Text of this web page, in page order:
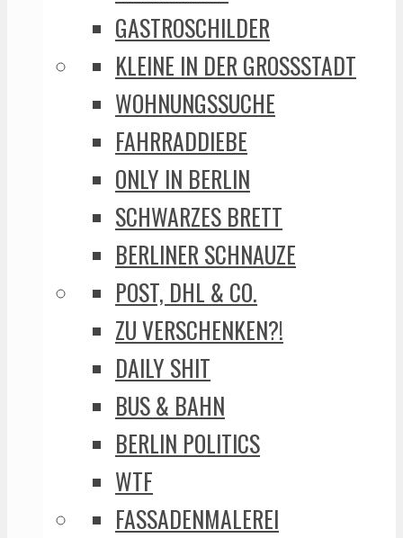
GASTROSCHILDER
KLEINE IN DER GROSSSTADT
WOHNUNGSSUCHE
FAHRRADDIEBE
ONLY IN BERLIN
SCHWARZES BRETT
BERLINER SCHNAUZE
POST, DHL & CO.
ZU VERSCHENKEN?!
DAILY SHIT
BUS & BAHN
BERLIN POLITICS
WTF
FASSADENMALEREI